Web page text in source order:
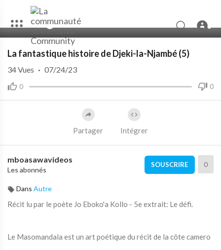
00:00 02:39
La fantastique histoire de Djeki-la-Njambé (5)
0 0
34Vues · 07/24/23
Partager Intégrer
mboasawavideos
Les abonnés
SOUSCRIRE 0
Dans Autre
Récit lu par le poète Jo Eboko'a Kollo - 5e extrait: Le défi.
Le Masomandala est un art poétique du récit de la côte camero